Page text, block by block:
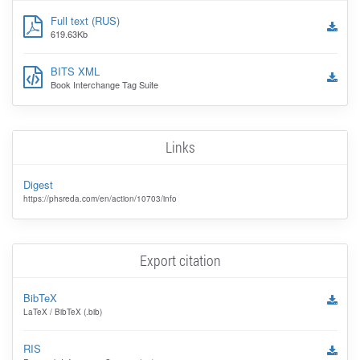
Full text (RUS)
619.63Kb
BITS XML
Book Interchange Tag Suite
Links
Digest
https://phsreda.com/en/action/10703/info
Export citation
BibTeX
LaTeX / BibTeX (.bib)
RIS